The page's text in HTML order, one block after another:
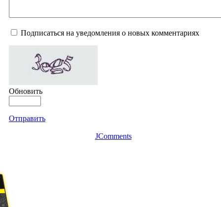
Подписаться на уведомления о новых комментариях
Обновить
Отправить
JComments